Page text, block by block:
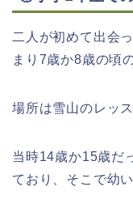
二人が初めて出会
まり7歳か8歳の頃
場所は雪山のレッ
当時14歳か15歳だ
ており、そこで幼